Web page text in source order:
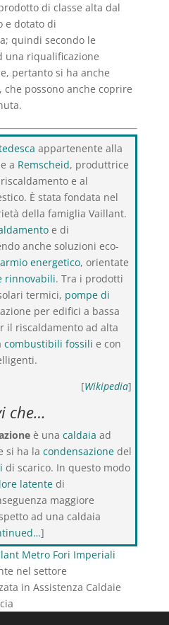
di classe alta dal
e dotato di
quindi secondo le
una riqualificazione
pertanto si ha anche
possono anche coprire
appartenente alla
a Remscheid, produttrice
e al
È stata fondata nel
della famiglia Vaillant.
e di
anche soluzioni eco-
energetico, orientate
rinnovabili. Tra i prodotti
termici, pompe di
per edifici a bassa
il riscaldamento ad alta
combustibili fossili e con
[Wikipedia]
che…
è una caldaia ad
si ha la condensazionedel
di scarico. In questo modo
latentedi
maggiore
ad una caldaia
]
Metro Fori Imperiali
nel settore
in Assistenza Caldaie